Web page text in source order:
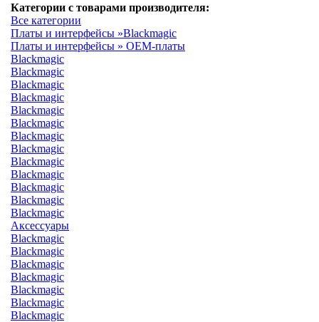
Категории с товарами производителя:
Все категории
Платы и интерфейсы »Blackmagic
Платы и интерфейсы » OEM-платы
Blackmagic
Blackmagic
Blackmagic
Blackmagic
Blackmagic
Blackmagic
Blackmagic
Blackmagic
Blackmagic
Blackmagic
Blackmagic
Blackmagic
Blackmagic
Аксессуары
Blackmagic
Blackmagic
Blackmagic
Blackmagic
Blackmagic
Blackmagic
Blackmagic